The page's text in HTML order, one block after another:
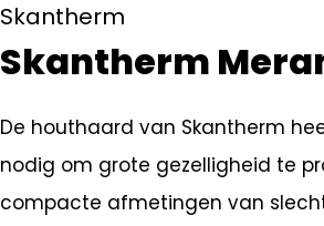
Skantherm
Skantherm
De houthaard van Skantherm
nodig om grote gezelligheid te
compacte afmetingen van